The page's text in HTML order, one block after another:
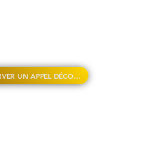
RÉSERVER UN APPEL DÉCOUVERTE